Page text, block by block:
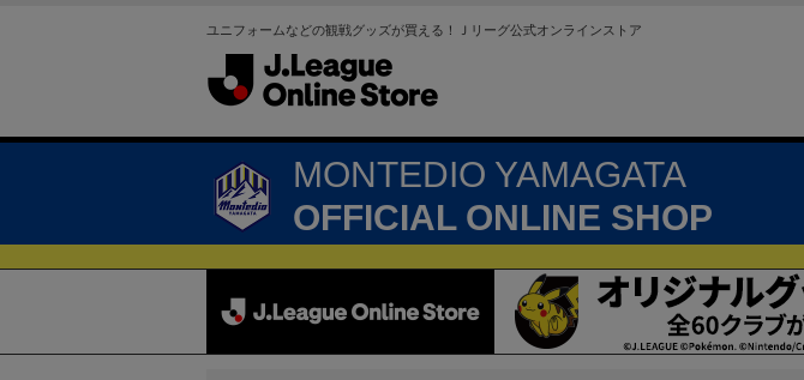
ユニフォームなどの観戦グッズが買える！Ｊリーグ公式オンラインストア
MONTEDIO YAMAGATA
OFFICIAL ONLINE SHOP